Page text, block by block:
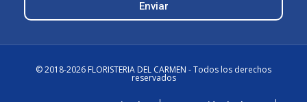
Enviar
© 2018-2026 FLORISTERIA DEL CARMEN - Todos los derechos
reservados